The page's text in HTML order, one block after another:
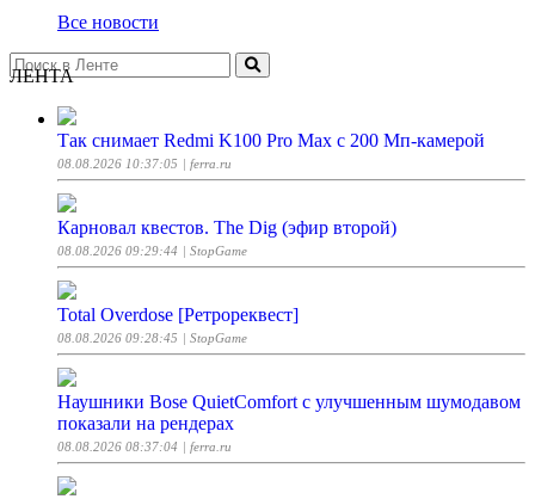
Все новости
ЛЕНТА
Так снимает Redmi K100 Pro Max с 200 Мп-камерой
08.08.2026 10:37:05 | ferra.ru
Карновал квестов. The Dig (эфир второй)
08.08.2026 09:29:44 | StopGame
Total Overdose [Ретрореквест]
08.08.2026 09:28:45 | StopGame
Наушники Bose QuietComfort с улучшенным шумодавом
показали на рендерах
08.08.2026 08:37:04 | ferra.ru